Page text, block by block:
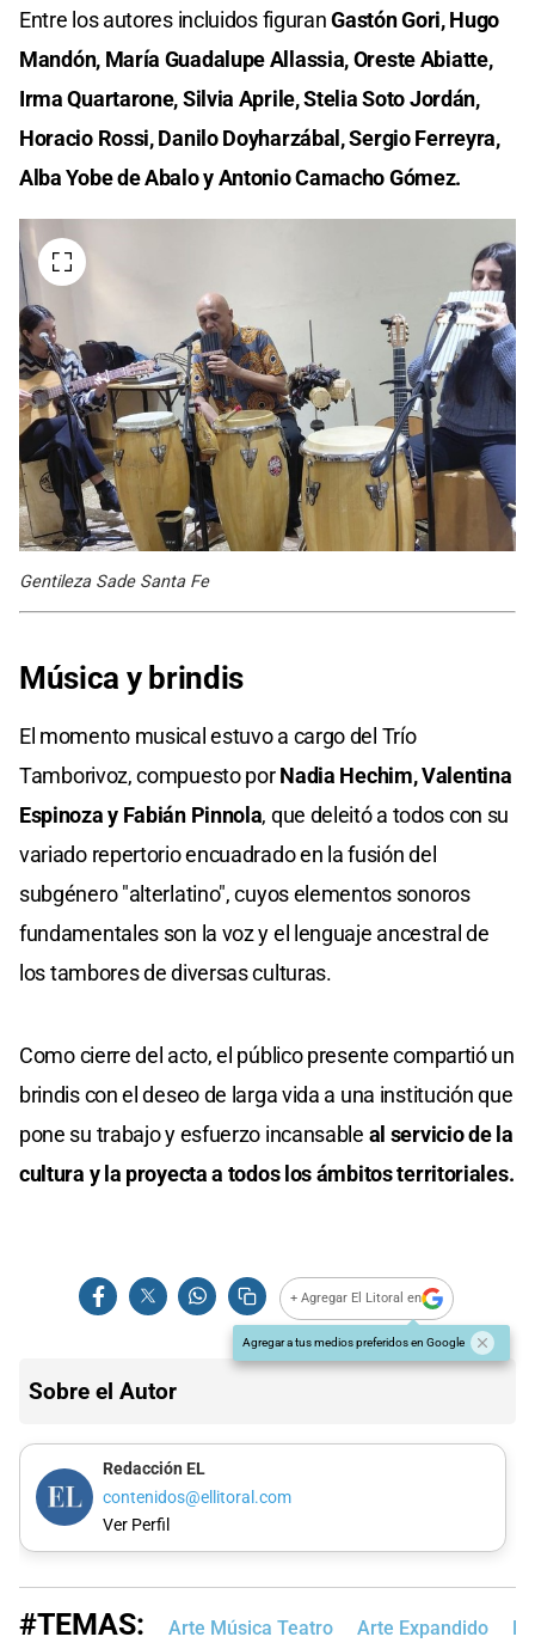
Entre los autores incluidos figuranGastón Gori, Hugo
Mandón, María Guadalupe Allassia, Oreste Abiatte,
Irma Quartarone, Silvia Aprile, Stelia Soto Jordán,
Horacio Rossi, Danilo Doyharzábal, Sergio Ferreyra,
Alba Yobe de Abalo y Antonio Camacho Gómez.
Gentileza Sade Santa Fe
Música y brindis
El momento musical estuvo a cargo del Trío
Tamborivoz, compuesto porNadia Hechim, Valentina
Espinoza y Fabián Pinnola, que deleitó a todos con su
variado repertorio encuadrado en la fusión del
subgénero "alterlatino", cuyos elementos sonoros
fundamentales son la voz y el lenguaje ancestral de
los tambores de diversas culturas.
Como cierre del acto, el público presente compartió un
brindis con el deseo de larga vida a una institución que
pone su trabajo y esfuerzo incansable al servicio de la
cultura y la proyecta a todos los ámbitos territoriales.
+ Agregar El Litoral en
Agregar a tus medios preferidos en Google
Sobre el Autor
Redacción EL
contenidos@ellitoral.com
Ver Perfil
#TEMAS: Arte Música Teatro Arte Expandido